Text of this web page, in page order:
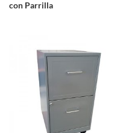
con Parrilla